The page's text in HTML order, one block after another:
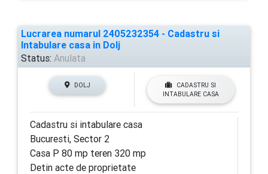
Lucrarea numarul 2405232354 - Cadastru si
Intabulare casa in Dolj
Status: Anulata
DOLJ
CADASTRU SI
INTABULARE CASA
Cadastru si intabulare casa
Bucuresti, Sector 2
Casa P 80 mp teren 320 mp
Detin acte de proprietate